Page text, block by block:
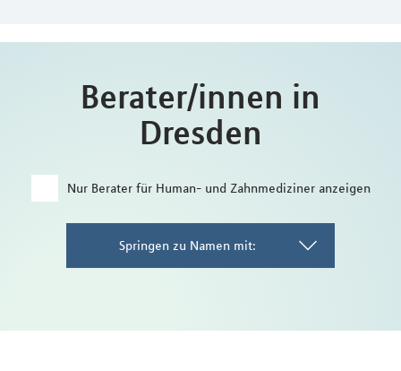
Berater/innen in
Dresden
Nur Berater für Human- und Zahnmediziner anzeigen
Springen zu Namen mit: